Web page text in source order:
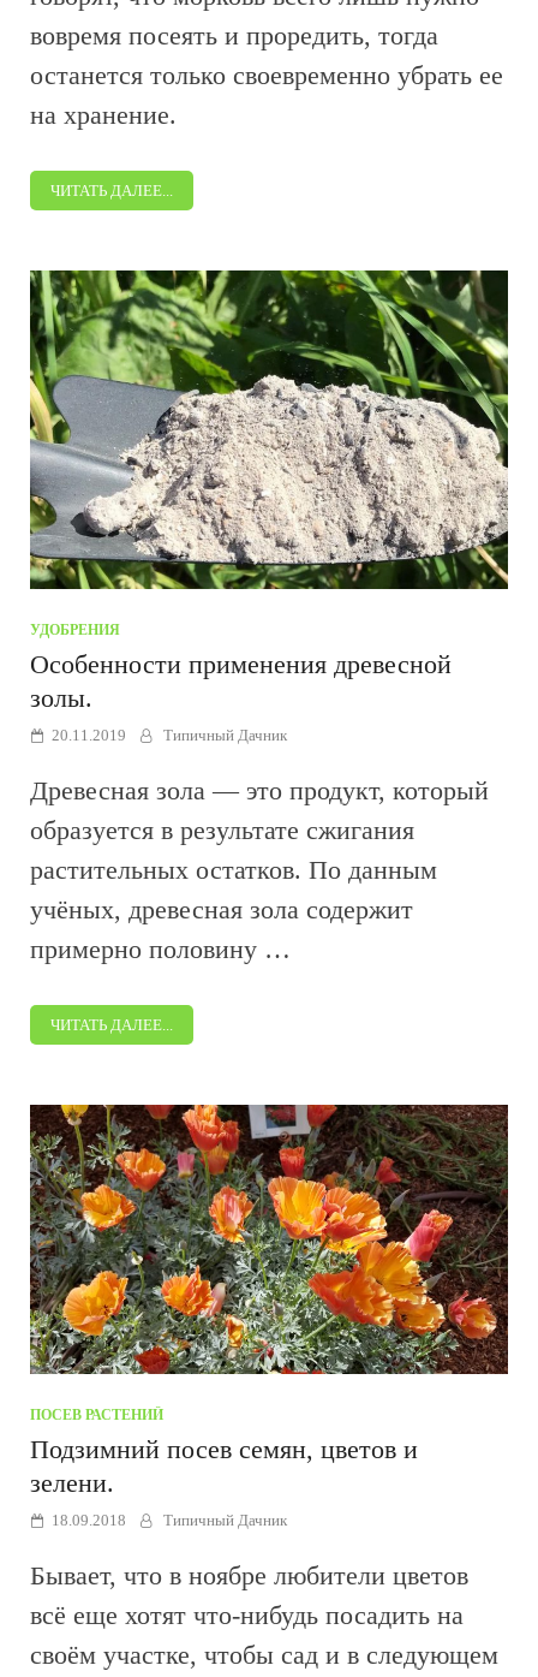
вовремя посеять и проредить, тогда
останется только своевременно убрать ее
на хранение.
ЧИТАТЬ ДАЛЕЕ...
УДОБРЕНИЯ
Особенности применения древесной
золы.
20.11.2019 Типичный Дачник
Древесная зола — это продукт, который
образуется в результате сжигания
растительных остатков. По данным
учёных, древесная зола содержит
примерно половину …
ЧИТАТЬ ДАЛЕЕ...
ПОСЕВ РАСТЕНИЙ
Подзимний посев семян, цветов и
зелени.
18.09.2018 Типичный Дачник
Бывает, что в ноябре любители цветов
всё еще хотят что-нибудь посадить на
своём участке, чтобы сад и в следующем